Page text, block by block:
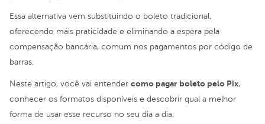
Essa alternativa vem substituindo o boleto tradicional,
oferecendo mais praticidade e eliminando a espera pela
compensação bancária, comum nos pagamentos por código de
barras.
Neste artigo, você vai entender como pagar boleto pelo Pix,
conhecer os formatos disponíveis e descobrir qual a melhor
forma de usar esse recurso no seu dia a dia.